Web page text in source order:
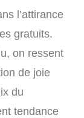
l’attirance
gratuits.
on ressent
de joie
du
tendance